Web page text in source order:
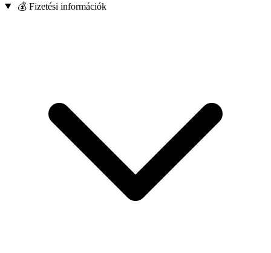
💰 Fizetési információk